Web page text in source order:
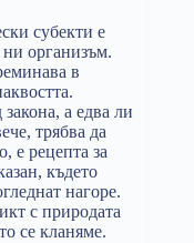
субекти е
ни организъм.
в
а едва ли
трябва да
е рецепта за
където
нагоре.
с природата
се кланяме.